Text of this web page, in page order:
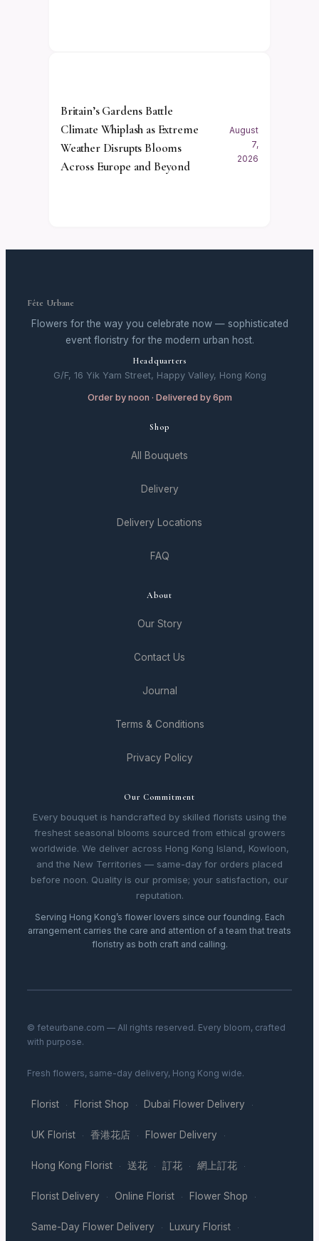
Britain’s Gardens Battle
Climate Whiplash as Extreme
Weather Disrupts Blooms
Across Europe and Beyond
August
7,
2026
Fête Urbane
Flowers for the way you celebrate now — sophisticated
event floristry for the modern urban host.
Headquarters
G/F, 16 Yik Yam Street, Happy Valley, Hong Kong
Order by noon · Delivered by 6pm
Shop
All Bouquets
Delivery
Delivery Locations
FAQ
About
Our Story
Contact Us
Journal
Terms & Conditions
Privacy Policy
Our Commitment
Every bouquet is handcrafted by skilled florists using the
freshest seasonal blooms sourced from ethical growers
worldwide. We deliver across Hong Kong Island, Kowloon,
and the New Territories — same-day for orders placed
before noon. Quality is our promise; your satisfaction, our
reputation.
Serving Hong Kong’s flower lovers since our founding. Each
arrangement carries the care and attention of a team that treats
floristry as both craft and calling.
© feteurbane.com — All rights reserved. Every bloom, crafted
with purpose.
Fresh flowers, same-day delivery, Hong Kong wide.
Florist · Florist Shop · Dubai Flower Delivery ·
UK Florist · 香港花店 · Flower Delivery ·
Hong Kong Florist · 送花 · 訂花 · 網上訂花 ·
Florist Delivery · Online Florist · Flower Shop ·
Same-Day Flower Delivery · Luxury Florist ·